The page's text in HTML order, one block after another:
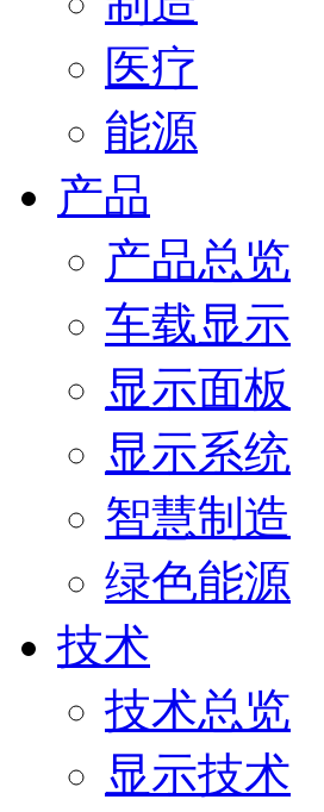
医疗
能源
产品
产品总览
车载显示
显示面板
显示系统
智慧制造
绿色能源
技术
技术总览
显示技术